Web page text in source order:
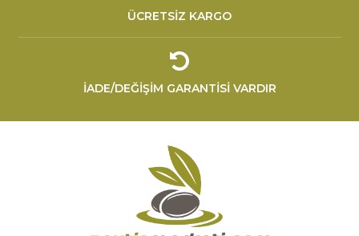
ÜCRETSİZ KARGO
İADE/DEĞİŞİM GARANTİSİ VARDIR